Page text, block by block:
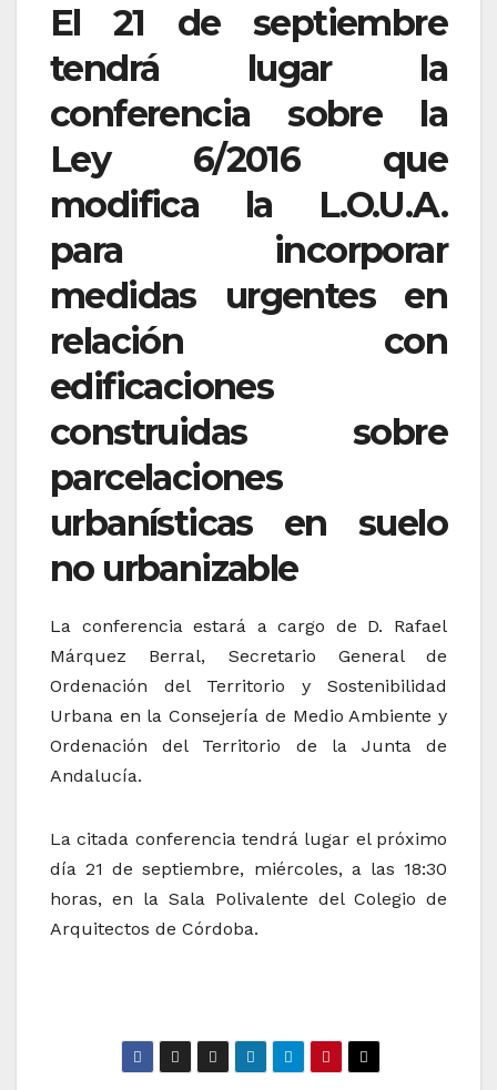
El 21 de septiembre
tendrá lugar la
conferencia sobre la
Ley 6/2016 que
modifica la L.O.U.A.
para incorporar
medidas urgentes en
relación con
edificaciones
construidas sobre
parcelaciones
urbanísticas en suelo
no urbanizable
La conferencia estará a cargo de D. Rafael
Márquez Berral, Secretario General de
Ordenación del Territorio y Sostenibilidad
Urbana en la Consejería de Medio Ambiente y
Ordenación del Territorio de la Junta de
Andalucía.
La citada conferencia tendrá lugar el próximo
día 21 de septiembre, miércoles, a las 18:30
horas, en la Sala Polivalente del Colegio de
Arquitectos de Córdoba.